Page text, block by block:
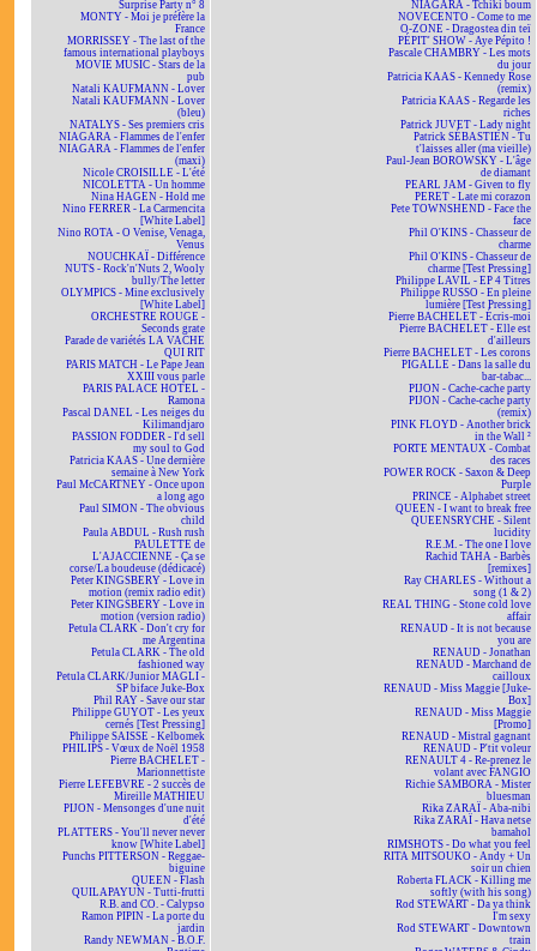
Surprise Party n° 8
MONTY - Moi je préfère la
France
MORRISSEY - The last of the
famous international playboys
MOVIE MUSIC - Stars de la
pub
Natali KAUFMANN - Lover
Natali KAUFMANN - Lover
(bleu)
NATALYS - Ses premiers cris
NIAGARA - Flammes de l'enfer
NIAGARA - Flammes de l'enfer
(maxi)
Nicole CROISILLE - L'été
NICOLETTA - Un homme
Nina HAGEN - Hold me
Nino FERRER - La Carmencita
[White Label]
Nino ROTA - O Venise, Venaga,
Venus
NOUCHKAÏ - Différence
NUTS - Rock'n'Nuts 2, Wooly
bully/The letter
OLYMPICS - Mine exclusively
[White Label]
ORCHESTRE ROUGE -
Seconds grate
Parade de variétés LA VACHE
QUI RIT
PARIS MATCH - Le Pape Jean
XXIII vous parle
PARIS PALACE HOTEL -
Ramona
Pascal DANEL - Les neiges du
Kilimandjaro
PASSION FODDER - I'd sell
my soul to God
Patricia KAAS - Une dernière
semaine à New York
Paul McCARTNEY - Once upon
a long ago
Paul SIMON - The obvious
child
Paula ABDUL - Rush rush
PAULETTE de
L'AJACCIENNE - Ça se
corse/La boudeuse (dédicacé)
Peter KINGSBERY - Love in
motion (remix radio edit)
Peter KINGSBERY - Love in
motion (version radio)
Petula CLARK - Don't cry for
me Argentina
Petula CLARK - The old
fashioned way
Petula CLARK/Junior MAGLI -
SP biface Juke-Box
Phil RAY - Save our star
Philippe GUYOT - Les yeux
cernés [Test Pressing]
Philippe SAISSE - Kelbomek
PHILIPS - Vœux de Noël 1958
Pierre BACHELET -
Marionnettiste
Pierre LEFEBVRE - 2 succès de
Mireille MATHIEU
PIJON - Mensonges d'une nuit
d'été
PLATTERS - You'll never never
know [White Label]
Punchs PITTERSON - Reggae-
biguine
QUEEN - Flash
QUILAPAYUN - Tutti-frutti
R.B. and CO. - Calypso
Ramon PIPIN - La porte du
jardin
Randy NEWMAN - B.O.F.
NIAGARA - Tchiki boum
NOVECENTO - Come to me
O-ZONE - Dragostea din teï
PÉPIT' SHOW - Aye Pépito !
Pascale CHAMBRY - Les mots
du jour
Patricia KAAS - Kennedy Rose
(remix)
Patricia KAAS - Regarde les
riches
Patrick JUVET - Lady night
Patrick SÉBASTIEN - Tu
t'laisses aller (ma vieille)
Paul-Jean BOROWSKY - L'âge
de diamant
PEARL JAM - Given to fly
PERET - Late mi corazon
Pete TOWNSHEND - Face the
face
Phil O'KINS - Chasseur de
charme
Phil O'KINS - Chasseur de
charme [Test Pressing]
Philippe LAVIL - EP 4 Titres
Philippe RUSSO - En pleine
lumière [Test Pressing]
Pierre BACHELET - Écris-moi
Pierre BACHELET - Elle est
d'ailleurs
Pierre BACHELET - Les corons
PIGALLE - Dans la salle du
bar-tabac...
PIJON - Cache-cache party
PIJON - Cache-cache party
(remix)
PINK FLOYD - Another brick
in the Wall ²
PORTE MENTAUX - Combat
des races
POWER ROCK - Saxon & Deep
Purple
PRINCE - Alphabet street
QUEEN - I want to break free
QUEENSRYCHE - Silent
lucidity
R.E.M. - The one I love
Rachid TAHA - Barbès
[remixes]
Ray CHARLES - Without a
song (1 & 2)
REAL THING - Stone cold love
affair
RENAUD - It is not because
you are
RENAUD - Jonathan
RENAUD - Marchand de
cailloux
RENAUD - Miss Maggie [Juke-
Box]
RENAUD - Miss Maggie
[Promo]
RENAUD - Mistral gagnant
RENAUD - P'tit voleur
RENAULT 4 - Re-prenez le
volant avec FANGIO
Richie SAMBORA - Mister
bluesman
Rika ZARAÏ - Aba-nibi
Rika ZARAÏ - Hava netse
bamahol
RIMSHOTS - Do what you feel
RITA MITSOUKO - Andy + Un
soir un chien
Roberta FLACK - Killing me
softly (with his song)
Rod STEWART - Da ya think
I'm sexy
Rod STEWART - Downtown
train